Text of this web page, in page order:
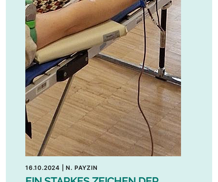
16.10.2024 |N. PAYZIN